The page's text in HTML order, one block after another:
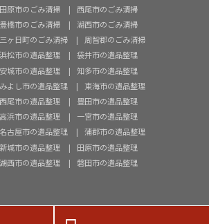
田原市のごみ清掃
西尾市のごみ清掃
豊橋市のごみ清掃
湖西市のごみ清掃
三ヶ日町のごみ清掃
周智郡のごみ清掃
浜松市の遺品整理
袋井市の遺品整理
安城市の遺品整理
知多市の遺品整理
みよし市の遺品整理
東海市の遺品整理
西尾市の遺品整理
豊田市の遺品整理
高浜市の遺品整理
一宮市の遺品整理
名古屋市の遺品整理
蒲郡市の遺品整理
新城市の遺品整理
田原市の遺品整理
湖西市の遺品整理
磐田市の遺品整理